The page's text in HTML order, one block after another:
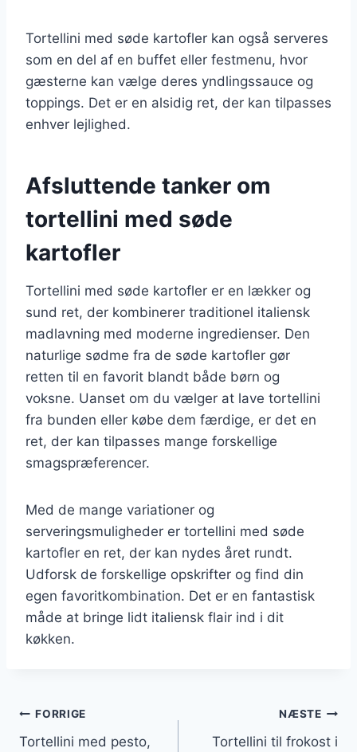
Tortellini med søde kartofler kan også serveres
som en del af en buffet eller festmenu, hvor
gæsterne kan vælge deres yndlingssauce og
toppings. Det er en alsidig ret, der kan tilpasses
enhver lejlighed.
Afsluttende tanker om
tortellini med søde
kartofler
Tortellini med søde kartofler er en lækker og
sund ret, der kombinerer traditionel italiensk
madlavning med moderne ingredienser. Den
naturlige sødme fra de søde kartofler gør
retten til en favorit blandt både børn og
voksne. Uanset om du vælger at lave tortellini
fra bunden eller købe dem færdige, er det en
ret, der kan tilpasses mange forskellige
smagspræferencer.
Med de mange variationer og
serveringsmuligheder er tortellini med søde
kartofler en ret, der kan nydes året rundt.
Udforsk de forskellige opskrifter og find din
egen favoritkombination. Det er en fantastisk
måde at bringe lidt italiensk flair ind i dit
køkken.
Indlægsnavigation
FORRIGE
Tortellini med pesto,
NÆSTE
Tortellini til frokost i